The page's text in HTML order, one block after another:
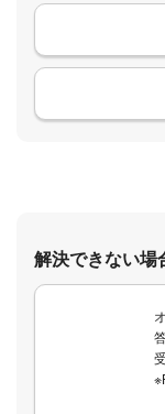
解決できない場